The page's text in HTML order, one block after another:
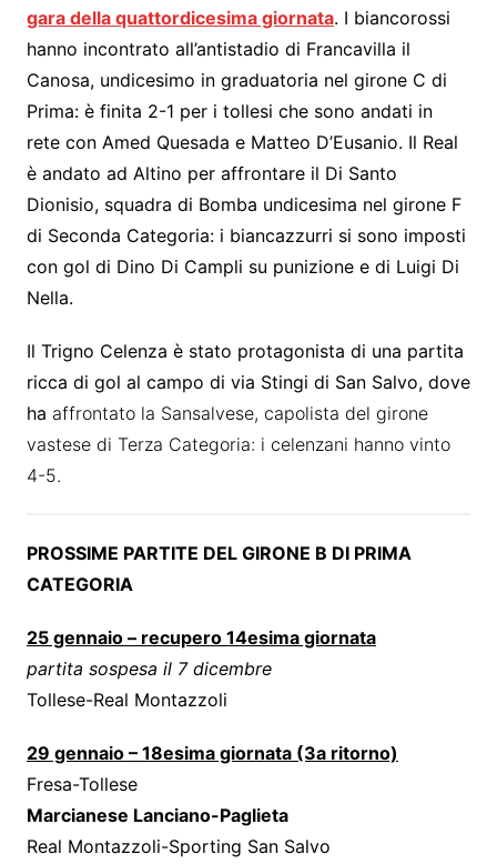
gara della quattordicesima giornata. I biancorossi
hanno incontrato all’antistadio di Francavilla il
Canosa, undicesimo in graduatoria nel girone C di
Prima: è finita 2-1 per i tollesi che sono andati in
rete con Amed Quesada e Matteo D’Eusanio. Il Real
è andato ad Altino per affrontare il Di Santo
Dionisio, squadra di Bomba undicesima nel girone F
di Seconda Categoria: i biancazzurri si sono imposti
con gol di Dino Di Campli su punizione e di Luigi Di
Nella.
Il Trigno Celenza è stato protagonista di una partita
ricca di gol al campo di via Stingi di San Salvo, dove
ha affrontato la Sansalvese, capolista del girone
vastese di Terza Categoria: i celenzani hanno vinto
4-5.
PROSSIME PARTITE DEL GIRONE B DI PRIMA
CATEGORIA
25 gennaio – recupero 14esima giornata
partita sospesa il 7 dicembre
Tollese-Real Montazzoli
29 gennaio – 18esima giornata (3a ritorno)
Fresa-Tollese
Marcianese Lanciano-Paglieta
Real Montazzoli-Sporting San Salvo